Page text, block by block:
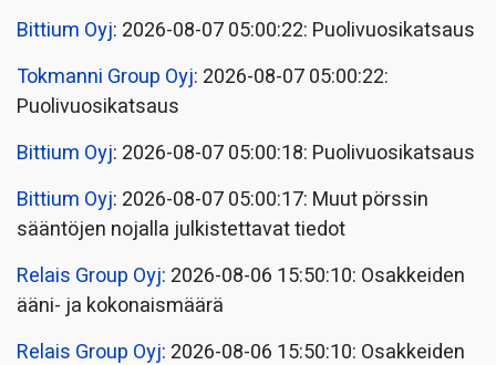
Bittium Oyj: 2026-08-07 05:00:22: Puolivuosikatsaus
Tokmanni Group Oyj: 2026-08-07 05:00:22:
Puolivuosikatsaus
Bittium Oyj: 2026-08-07 05:00:18: Puolivuosikatsaus
Bittium Oyj: 2026-08-07 05:00:17: Muut pörssin
sääntöjen nojalla julkistettavat tiedot
Relais Group Oyj: 2026-08-06 15:50:10: Osakkeiden
ääni- ja kokonaismäärä
Relais Group Oyj: 2026-08-06 15:50:10: Osakkeiden